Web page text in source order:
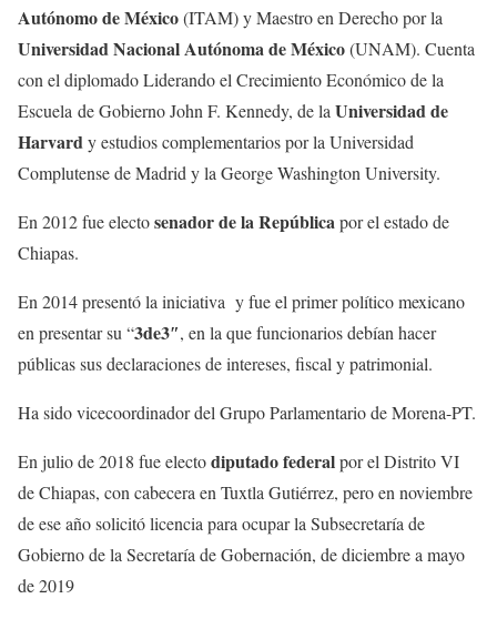
Autónomo de México(ITAM) y Maestro en Derecho por la
Universidad Nacional Autónoma de México(UNAM). Cuenta
con el diplomado Liderando el Crecimiento Económico de la
Escuela de Gobierno John F. Kennedy, de la Universidad de
Harvardy estudios complementarios por la Universidad
Complutense de Madrid y la George Washington University.
En 2012 fue electosenador de la Repúblicapor el estado de
Chiapas.
En 2014 presentó la iniciativa y fue el primer político mexicano
en presentar su “3de3″, en la que funcionarios debían hacer
públicas sus declaraciones de intereses, fiscal y patrimonial.
Ha sido vicecoordinador del Grupo Parlamentario de Morena-PT.
En julio de 2018 fue electodiputado federalpor el Distrito VI
de Chiapas, con cabecera en Tuxtla Gutiérrez, pero en noviembre
de ese año solicitó licencia para ocupar la Subsecretaría de
Gobierno de la Secretaría de Gobernación, de diciembre a mayo
de 2019